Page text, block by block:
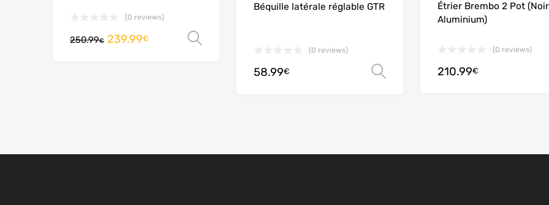
(0 reviews)
250.99€ 239.99€
Béquille latérale réglable GTR
(0 reviews)
58.99€ Choix des options
Étrier Brembo 2 Pot
Aluminium)
(0 reviews)
210.99€